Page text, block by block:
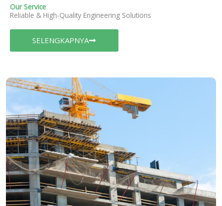
Our Service
Reliable & High-Quality Engineering Solutions
SELENGKAPNYA